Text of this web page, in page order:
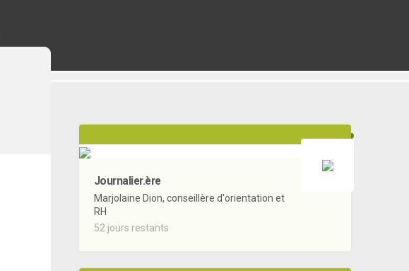
Journalier.ère
Marjolaine Dion, conseillère d'orientation et
RH
52 jours restants